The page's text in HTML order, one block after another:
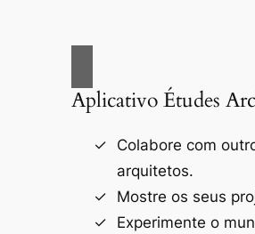
Aplicativo Études
Colabore com
arquitetos.
Mostre os seus
Experimente o